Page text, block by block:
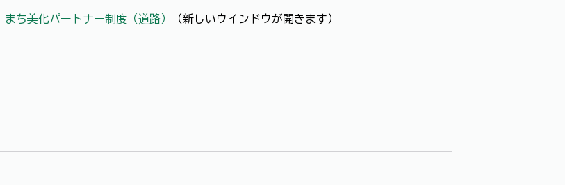
まち美化パートナー制度（道路） （新しいウインドウが開きます）